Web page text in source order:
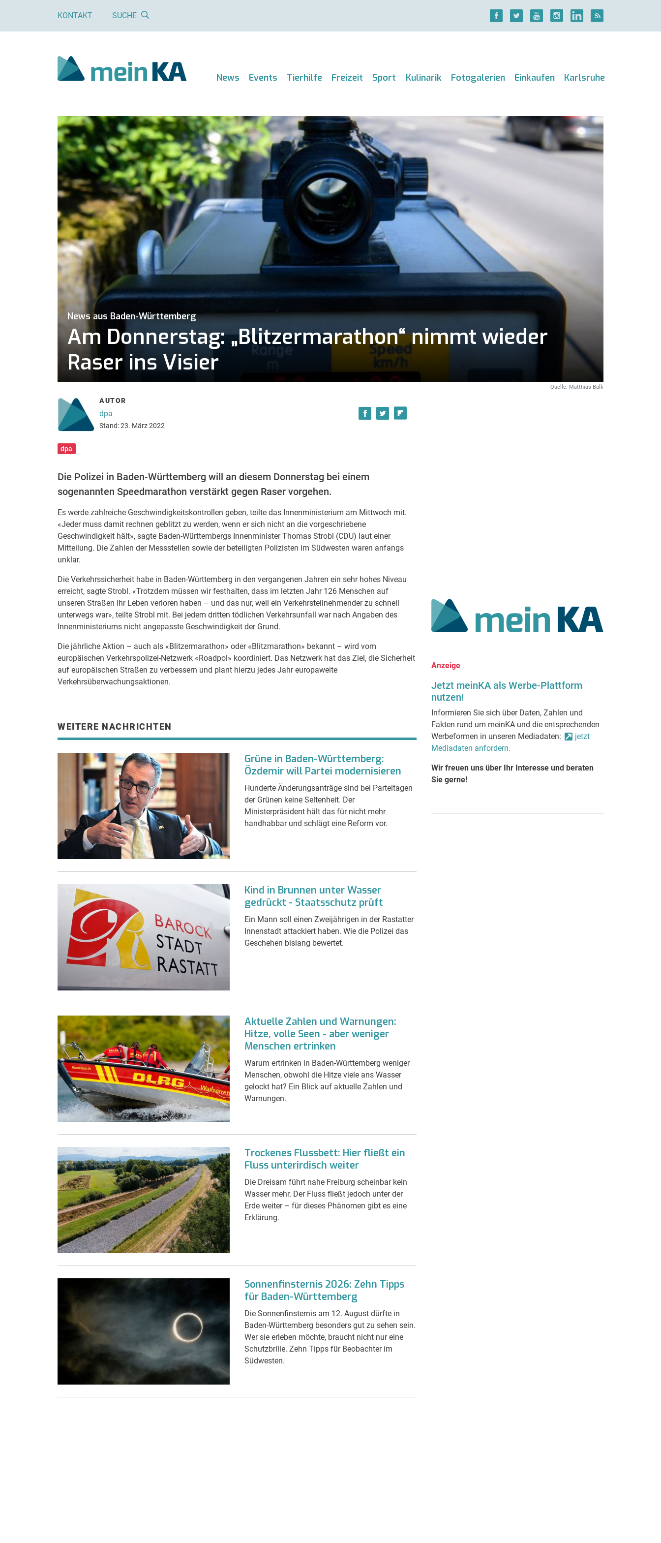
KONTAKT SUCHE
News Events Tierhilfe Freizeit Sport Kulinarik Fotogalerien Einkaufen Karlsruhe
News aus Baden-Württemberg
Am Donnerstag: „Blitzermarathon“ nimmt wieder
Raser ins Visier
Quelle: Matthias Balk
AUTOR
dpa
Stand: 23. März 2022
dpa
Die Polizei in Baden-Württemberg will an diesem Donnerstag bei einem
sogenannten Speedmarathon verstärkt gegen Raser vorgehen.
Es werde zahlreiche Geschwindigkeitskontrollen geben, teilte das Innenministerium am Mittwoch mit.
«Jeder muss damit rechnen geblitzt zu werden, wenn er sich nicht an die vorgeschriebene
Geschwindigkeit hält», sagte Baden-Württembergs Innenminister Thomas Strobl (CDU) laut einer
Mitteilung. Die Zahlen der Messstellen sowie der beteiligten Polizisten im Südwesten waren anfangs
unklar.
Die Verkehrssicherheit habe in Baden-Württemberg in den vergangenen Jahren ein sehr hohes Niveau
erreicht, sagte Strobl. «Trotzdem müssen wir festhalten, dass im letzten Jahr 126 Menschen auf
unseren Straßen ihr Leben verloren haben – und das nur, weil ein Verkehrsteilnehmender zu schnell
unterwegs war», teilte Strobl mit. Bei jedem dritten tödlichen Verkehrsunfall war nach Angaben des
Innenministeriums nicht angepasste Geschwindigkeit der Grund.
Die jährliche Aktion – auch als «Blitzermarathon» oder «Blitzmarathon» bekannt – wird vom
europäischen Verkehrspolizei-Netzwerk «Roadpol» koordiniert. Das Netzwerk hat das Ziel, die Sicherheit
auf europäischen Straßen zu verbessern und plant hierzu jedes Jahr europaweite
Verkehrsüberwachungsaktionen.
WEITERE NACHRICHTEN
Grüne in Baden-Württemberg:
Özdemir will Partei modernisieren
Hunderte Änderungsanträge sind bei Parteitagen
der Grünen keine Seltenheit. Der
Ministerpräsident hält das für nicht mehr
handhabbar und schlägt eine Reform vor.
Kind in Brunnen unter Wasser
gedrückt - Staatsschutz prüft
Ein Mann soll einen Zweijährigen in der Rastatter
Innenstadt attackiert haben. Wie die Polizei das
Geschehen bislang bewertet.
Aktuelle Zahlen und Warnungen:
Hitze, volle Seen - aber weniger
Menschen ertrinken
Warum ertrinken in Baden-Württemberg weniger
Menschen, obwohl die Hitze viele ans Wasser
gelockt hat? Ein Blick auf aktuelle Zahlen und
Warnungen.
Trockenes Flussbett: Hier fließt ein
Fluss unterirdisch weiter
Die Dreisam führt nahe Freiburg scheinbar kein
Wasser mehr. Der Fluss fließt jedoch unter der
Erde weiter – für dieses Phänomen gibt es eine
Erklärung.
Sonnenfinsternis 2026: Zehn Tipps
für Baden-Württemberg
Die Sonnenfinsternis am 12. August dürfte in
Baden-Württemberg besonders gut zu sehen sein.
Wer sie erleben möchte, braucht nicht nur eine
Schutzbrille. Zehn Tipps für Beobachter im
Südwesten.
Anzeige
Jetzt meinKA als Werbe-Plattform
nutzen!
Informieren Sie sich über Daten, Zahlen und
Fakten rund um meinKA und die entsprechenden
Werbeformen in unseren Mediadaten:
jetzt
Mediadaten anfordern.
Wir freuen uns über Ihr Interesse und beraten
Sie gerne!